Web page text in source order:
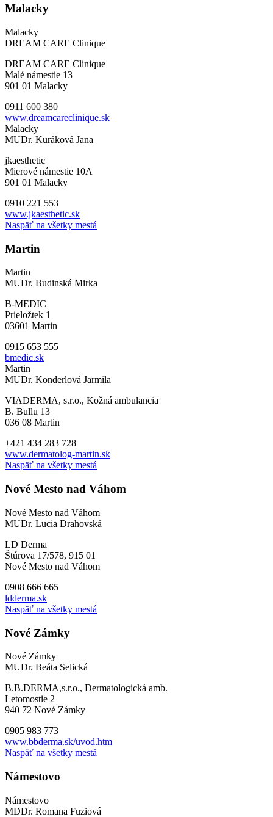
Malacky
Malacky
DREAM CARE Clinique
DREAM CARE Clinique
Malé námestie 13
901 01 Malacky
0911 600 380
www.dreamcareclinique.sk
Malacky
MUDr. Kuráková Jana
jkaesthetic
Mierové námestie 10A
901 01 Malacky
0910 221 553
www.jkaesthetic.sk
Naspäť na všetky mestá
Martin
Martin
MUDr. Budinská Mirka
B-MEDIC
Prieložtek 1
03601 Martin
0915 653 555
bmedic.sk
Martin
MUDr. Konderlová Jarmila
VIADERMA, s.r.o., Kožná ambulancia
B. Bullu 13
036 08 Martin
+421 434 283 728
www.dermatolog-martin.sk
Naspäť na všetky mestá
Nové Mesto nad Váhom
Nové Mesto nad Váhom
MUDr. Lucia Drahovská
LD Derma
Štúrova 17/578, 915 01
Nové Mesto nad Váhom
0908 666 665
ldderma.sk
Naspäť na všetky mestá
Nové Zámky
Nové Zámky
MUDr. Beáta Selická
B.B.DERMA,s.r.o., Dermatologická amb.
Letomostie 2
940 72 Nové Zámky
0905 983 773
www.bbderma.sk/uvod.htm
Naspäť na všetky mestá
Námestovo
Námestovo
MDDr. Romana Fuziová